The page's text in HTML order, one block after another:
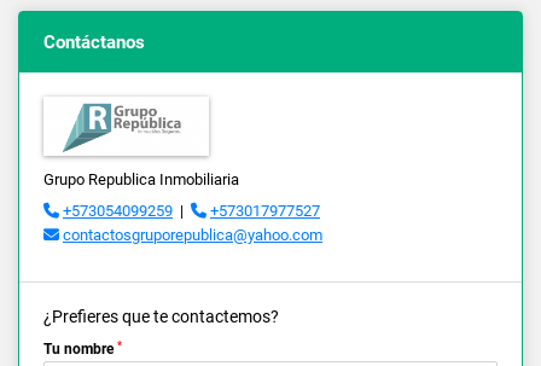
Contáctanos
Grupo Republica Inmobiliaria
+573054099259 |
+573017977527
contactosgruporepublica@yahoo.com
¿Prefieres que te contactemos?
Tu nombre *